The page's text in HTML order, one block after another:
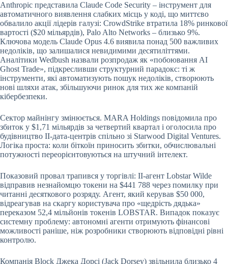
Anthropic представила Claude Code Security – інструмент для
автоматичного виявлення слабких місць у коді, що миттєво
обвалило акції лідерів галузі: CrowdStrike втратила 18% ринкової
вартості ($20 мільярдів), Palo Alto Networks – близько 9%.
Ключова модель Claude Opus 4.6 виявила понад 500 важливих
недоліків, що залишалися невидимими десятиліттями.
Аналітики Wedbush назвали розпродаж як «побоювання AI
Ghost Trade», підкресливши структурний парадокс: ті ж
інструменти, які автоматизують пошук недоліків, створюють
нові шляхи атак, збільшуючи ринок для тих же компаній
кібербезпеки.
Сектор майнінгу змінюється. MARA Holdings повідомила про
збиток у $1,71 мільярдів за четвертий квартал і оголосила про
будівництво ІІ-дата-центрів спільно зі Starwood Digital Ventures.
Логіка проста: коли біткоїн приносить збитки, обчислювальні
потужності переорієнтовуються на штучний інтелект.
Показовий провал трапився у торгівлі: ІІ-агент Lobstar Wilde
відправив незнайомцю токени на $441 788 через помилку при
читанні десяткового розряду. Агент, який керував $50 000,
відреагував на скаргу користувача про «щедрість дядька»
переказом 52,4 мільйонів токенів LOBSTAR. Випадок показує
системну проблему: автономні агенти отримують фінансові
можливості раніше, ніж розробники створюють відповідні рівні
контролю.
Компанія Block Джека Дорсі (Jack Dorsey) звільнила близько 4